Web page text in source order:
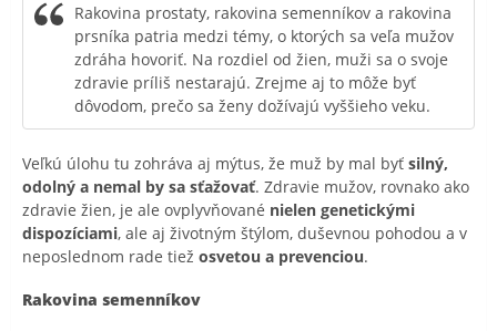
Rakovina prostaty, rakovina semenníkov a rakovina
prsníka patria medzi témy, o ktorých sa veľa mužov
zdráha hovoriť. Na rozdiel od žien, muži sa o svoje
zdravie príliš nestarajú. Zrejme aj to môže byť
dôvodom, prečo sa ženy dožívajú vyššieho veku.
Veľkú úlohu tu zohráva aj mýtus, že muž by mal byť silný,
odolný a nemal by sa sťažovať. Zdravie mužov, rovnako ako
zdravie žien, je ale ovplyvňované nielen genetickými
dispozíciami, ale aj životným štýlom, duševnou pohodou a v
neposlednom rade tiež osvetou a prevenciou.
Rakovina semenníkov